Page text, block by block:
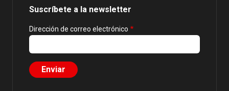
Suscríbete a la newsletter
Dirección de correo electrónico